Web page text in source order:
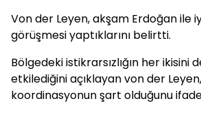
Von der Leyen, akşam Erdoğan ile
görüşmesi yaptıklarını belirtti.
Bölgedeki istikrarsızlığın her ikisini
etkilediğini açıklayan von der
koordinasyonun şart olduğunu